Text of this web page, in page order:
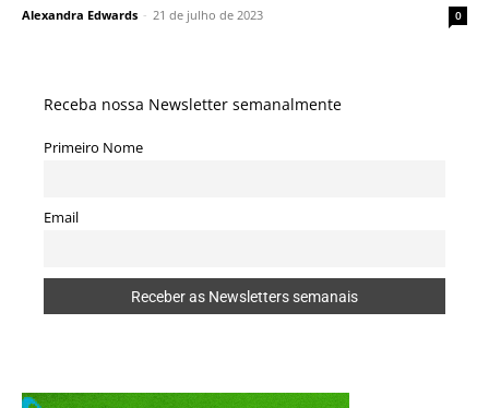
Alexandra Edwards - 21 de julho de 2023 0
Receba nossa Newsletter semanalmente
Primeiro Nome
Email